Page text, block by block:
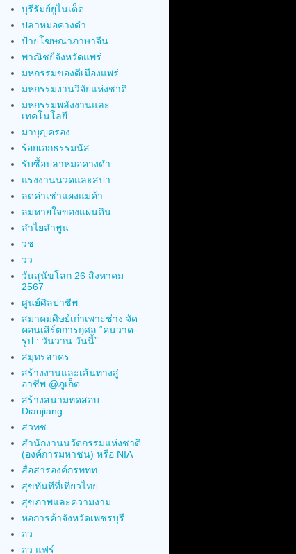
บุรีรัมย์ยูไนเต็ด
ปลาหมอคางดำ
ป้ายโฆษณาภาษาจีน
พาณิชย์จังหวัดแพร่
มหกรรมของดีเมืองแพร่
มหกรรมงานวิจัยแห่งชาติ
มหกรรมพลังงานและ
เทคโนโลยี
มาบุญครอง
ร้อยเอกธรรมนัส
รับซื้อปลาหมอคางดำ
แรงงานนวดและสปา
ลดค่าเช่าแผงแม่ค้า
ลมหายใจของแผ่นดิน
ลำไยลำพูน
วช
วว
วันสุนัขโลก 26 สิงหาคม
2567
ศูนย์ศิลปาชีพ
สมาคมศิษย์เก่าเพาะช่าง จัด
คอนเสิร์ตการกุศล “คนวาด
รูป : วันวาน วันนี้”
สมุทรสาคร
สร้างงานและเส้นทางสู่
อาชีพ @ภูเก็ต
สร้างสนามทดสอบ
Dianjiang
สวทช
สำนักงานนวัตกรรมแห่งชาติ
(องค์การมหาชน) หรือ NIA
สื่อสารองค์กรททท
สุขทันทีที่เที่ยวไทย
สุขภาพและความงาม
หอการค้าจังหวัดเพชรบุรี
อว
อว แฟร์